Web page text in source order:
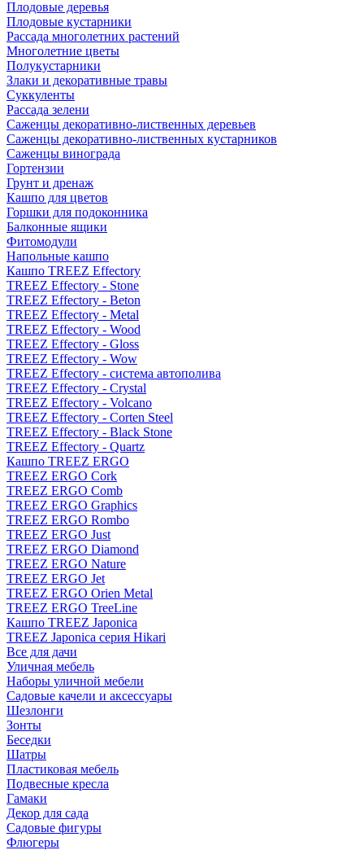
Плодовые деревья
Плодовые кустарники
Рассада многолетних растений
Многолетние цветы
Полукустарники
Злаки и декоративные травы
Суккуленты
Рассада зелени
Саженцы декоративно-лиственных деревьев
Саженцы декоративно-лиственных кустарников
Саженцы винограда
Гортензии
Грунт и дренаж
Кашпо для цветов
Горшки для подоконника
Балконные ящики
Фитомодули
Напольные кашпо
Кашпо TREEZ Effectory
TREEZ Effectory - Stone
TREEZ Effectory - Beton
TREEZ Effectory - Metal
TREEZ Effectory - Wood
TREEZ Effectory - Gloss
TREEZ Effectory - Wow
TREEZ Effectory - система автополива
TREEZ Effectory - Crystal
TREEZ Effectory - Volcano
TREEZ Effectory - Corten Steel
TREEZ Effectory - Black Stone
TREEZ Effectory - Quartz
Кашпо TREEZ ERGO
TREEZ ERGO Cork
TREEZ ERGO Comb
TREEZ ERGO Graphics
TREEZ ERGO Rombo
TREEZ ERGO Just
TREEZ ERGO Diamond
TREEZ ERGO Nature
TREEZ ERGO Jet
TREEZ ERGO Orien Metal
TREEZ ERGO TreeLine
Кашпо TREEZ Japonica
TREEZ Japonica серия Hikari
Все для дачи
Уличная мебель
Наборы уличной мебели
Садовые качели и аксессуары
Шезлонги
Зонты
Беседки
Шатры
Пластиковая мебель
Подвесные кресла
Гамаки
Декор для сада
Садовые фигуры
Флюгеры